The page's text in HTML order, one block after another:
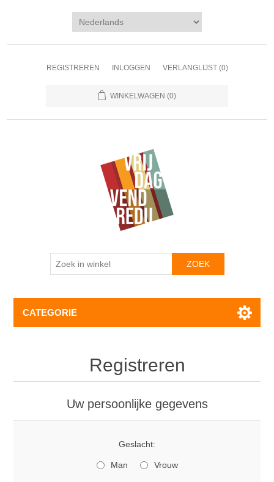
REGISTREREN INLOGGEN VERLANGLIJST (0)
WINKELWAGEN (0)
CATEGORIE
Registreren
Uw persoonlijke gegevens
Geslacht:
Man Vrouw